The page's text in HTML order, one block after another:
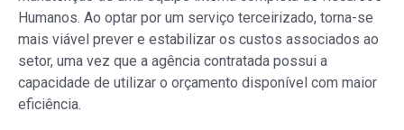
Humanos. Ao optar por um serviço terceirizado, torna-se
mais viável prever e estabilizar os custos associados ao
setor, uma vez que a agência contratada possui a
capacidade de utilizar o orçamento disponível com maior
eficiência.